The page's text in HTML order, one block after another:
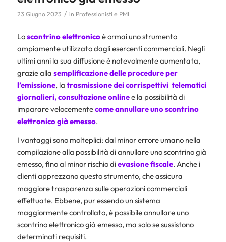
23 Giugno 2023 / in Professionisti e PMI
Loscontrinoelettronicoè ormai uno strumento
ampiamente utilizzato dagli esercenti commerciali. Negli
ultimi anni la sua diffusione è notevolmente aumentata,
grazie alla semplificazione delle procedure per
l’emissione, la trasmissione deicorrispettivi telematici
giornalieri, consultazione onlinee la possibilità di
imparare velocementecome annullare uno scontrino
elettronico già emesso.
I vantaggi sono molteplici: dal minor errore umano nella
compilazione alla possibilità di annullare uno scontrino già
emesso, fino al minor rischio dievasione fiscale. Anche i
clienti apprezzano questo strumento, che assicura
maggiore trasparenza sulle operazioni commerciali
effettuate. Ebbene, pur essendo un sistema
maggiormente controllato, è possibile annullare uno
scontrino elettronico già emesso, ma solo se sussistono
determinati requisiti.